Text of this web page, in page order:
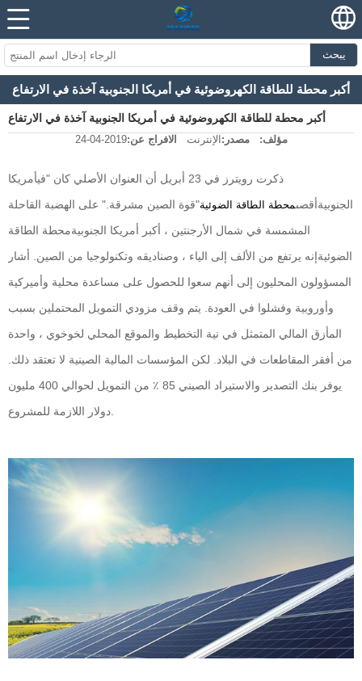
يبحث
أكبر محطة للطاقة الكهروضوئية في أمريكا الجنوبية آخذة في الارتفاع
أكبر محطة للطاقة الكهروضوئية في أمريكا الجنوبية آخذة في الارتفاع
مؤلف: مصدر: الإنترنت الافراج عن:2019-04-24
ذكرت رويترز في 23 أبريل أن العنوان الأصلي كان "في
أمريكا
الجنوبيةأقصىمحطة الطاقة الضوئية"قوة الصين مشرقة." على الهضبة القاحلة
المشمسة في شمال الأرجنتين ، أكبر أمريكا الجنوبيةمحطة الطاقة
الضوئيةإنه يرتفع من الألف إلى الياء ، وصناديقه وتكنولوجيا من الصين. أشار
المسؤولون المحليون إلى أنهم سعوا للحصول على مساعدة محلية وأميركية
وأوروبية وفشلوا في العودة. يتم وقف مزودي التمويل المحتملين بسبب
المأزق المالي المتمثل في نية التخطيط والموقع المحلي لخوخوي ، واحدة
من أفقر المقاطعات في البلاد. لكن المؤسسات المالية الصينية لا تعتقد ذلك.
يوفر بنك التصدير والاستيراد الصيني 85 ٪ من التمويل لحوالي 400 مليون